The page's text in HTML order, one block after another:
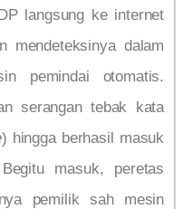
langsung ke internet
mendeteksinya dalam
pemindai otomatis.
serangan tebak kata
) hingga berhasil masuk
masuk, peretas
pemilik sah mesin